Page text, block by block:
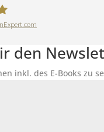
inkl. des E-Books zu